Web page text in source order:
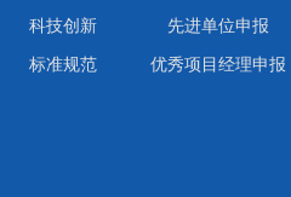
科技创新
标准规范
先进单位申报
优秀项目经理申报